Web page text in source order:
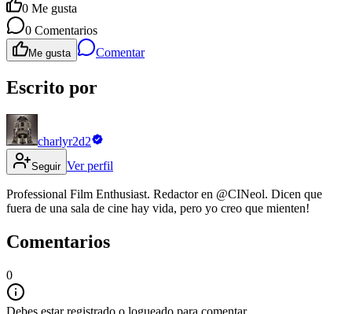
0 Me gusta
0 Comentarios
Me gusta Comentar
Escrito por
charlyr2d2
Seguir Ver perfil
Professional Film Enthusiast. Redactor en @CINeol. Dicen que
fuera de una sala de cine hay vida, pero yo creo que mienten!
Comentarios
0
Debes estar registrado o logueado para comentar